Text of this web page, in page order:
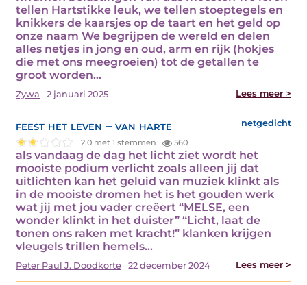
tellen Hartstikke leuk, we tellen stoeptegels en
knikkers de kaarsjes op de taart en het geld op
onze naam We begrijpen de wereld en delen
alles netjes in jong en oud, arm en rijk (hokjes
die met ons meegroeien) tot de getallen te
groot worden…
Zywa 2 januari 2025 Lees meer >
feest het leven – van harte netgedicht
2.0 met 1 stemmen 560
als vandaag de dag het licht ziet wordt het
mooiste podium verlicht zoals alleen jij dat
uitlichten kan het geluid van muziek klinkt als
in de mooiste dromen het is het gouden werk
wat jij met jou vader creëert “MELSE, een
wonder klinkt in het duister” “Licht, laat de
tonen ons raken met kracht!” klanken krijgen
vleugels trillen hemels…
Peter Paul J. Doodkorte 22 december 2024 Lees meer >